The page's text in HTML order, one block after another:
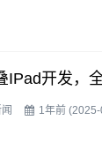
iPad开发，
1年前